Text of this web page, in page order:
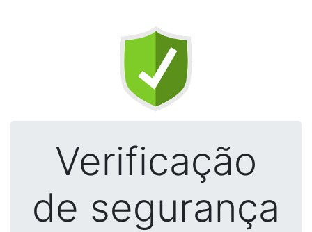
Verificação
de segurança